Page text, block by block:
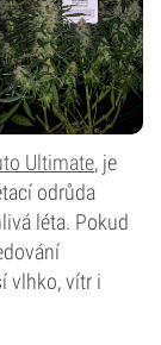
Ultimate, je
odrůda
léta. Pokud
vlhko, vítr i